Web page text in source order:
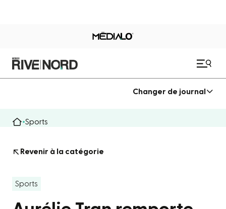
Changer de journal
Sports
Revenir à la catégorie
Sports